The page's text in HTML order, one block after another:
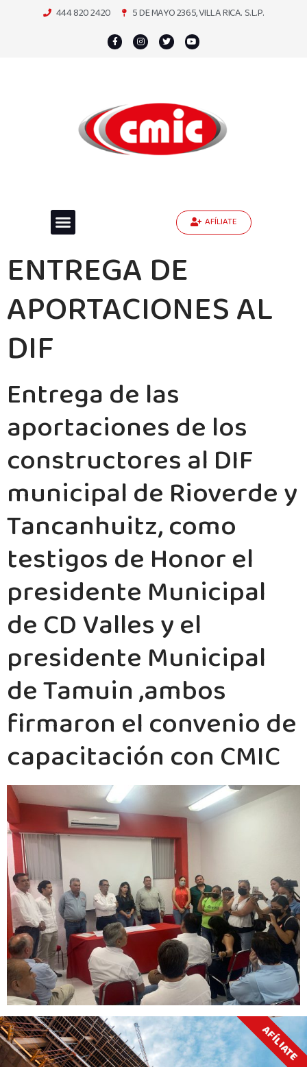
444 820 2420 5 DE MAYO 2365, VILLA RICA. S.L.P.
AFÍLIATE
ENTREGA DE
APORTACIONES AL
DIF
Entrega de las
aportaciones de los
constructores al DIF
municipal de Rioverde y
Tancanhuitz, como
testigos de Honor el
presidente Municipal
de CD Valles y el
presidente Municipal
de Tamuin ,ambos
firmaron el convenio de
capacitación con CMIC
AFÍLIATE